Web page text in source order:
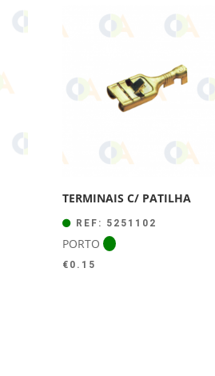
TERMINAIS C/ PATILHA
REF: 5251102
PORTO
€ 0.15